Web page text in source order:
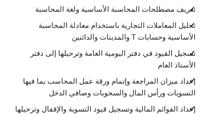
البيانات المالية
التدوين ونشر المدخلات المتغيرة
التدوين ونشر المدخلات النهائية
ميزان المراجعة بعد الانتهاء
0:20
1:47
تعريف مصطلحات المحاسبة الأساسية ولغة المحاسبة
تحليل المعاملات التجارية باستخدام معادلة المحاسبة
الأساسية وحسابات T والمدينات والدائنين
تسجيل القيود في دفتر اليومية العامة وترحيلها إلى دفتر
الأستاذ العام
إعداد ميزان المراجعة وإتمام ورقة عمل المحاسب بما فيها
التسويات ورأس المال والسحوبات وصافي الدخل
إعداد القوائم المالية وتسجيل قيود التسوية والإقفال وترحيلها